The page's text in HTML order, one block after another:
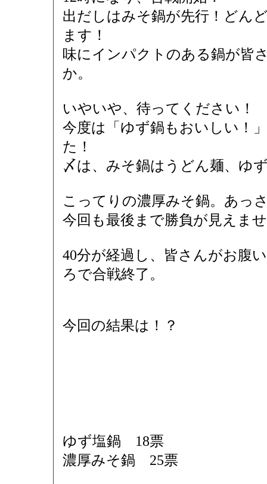
出だしはみそ鍋が先行！どん
ます！
味にインパクトのある鍋が皆
か。
いやいや、待ってください！
今度は「ゆず鍋もおいしい！
た！
〆は、みそ鍋はうどん麺、ゆ
こってりの濃厚みそ鍋。あっ
今回も最後まで勝負が見えま
40分が経過し、皆さんがお腹
ろで合戦終了。
今回の結果は！？
ゆず塩鍋 18票
濃厚みそ鍋 25票